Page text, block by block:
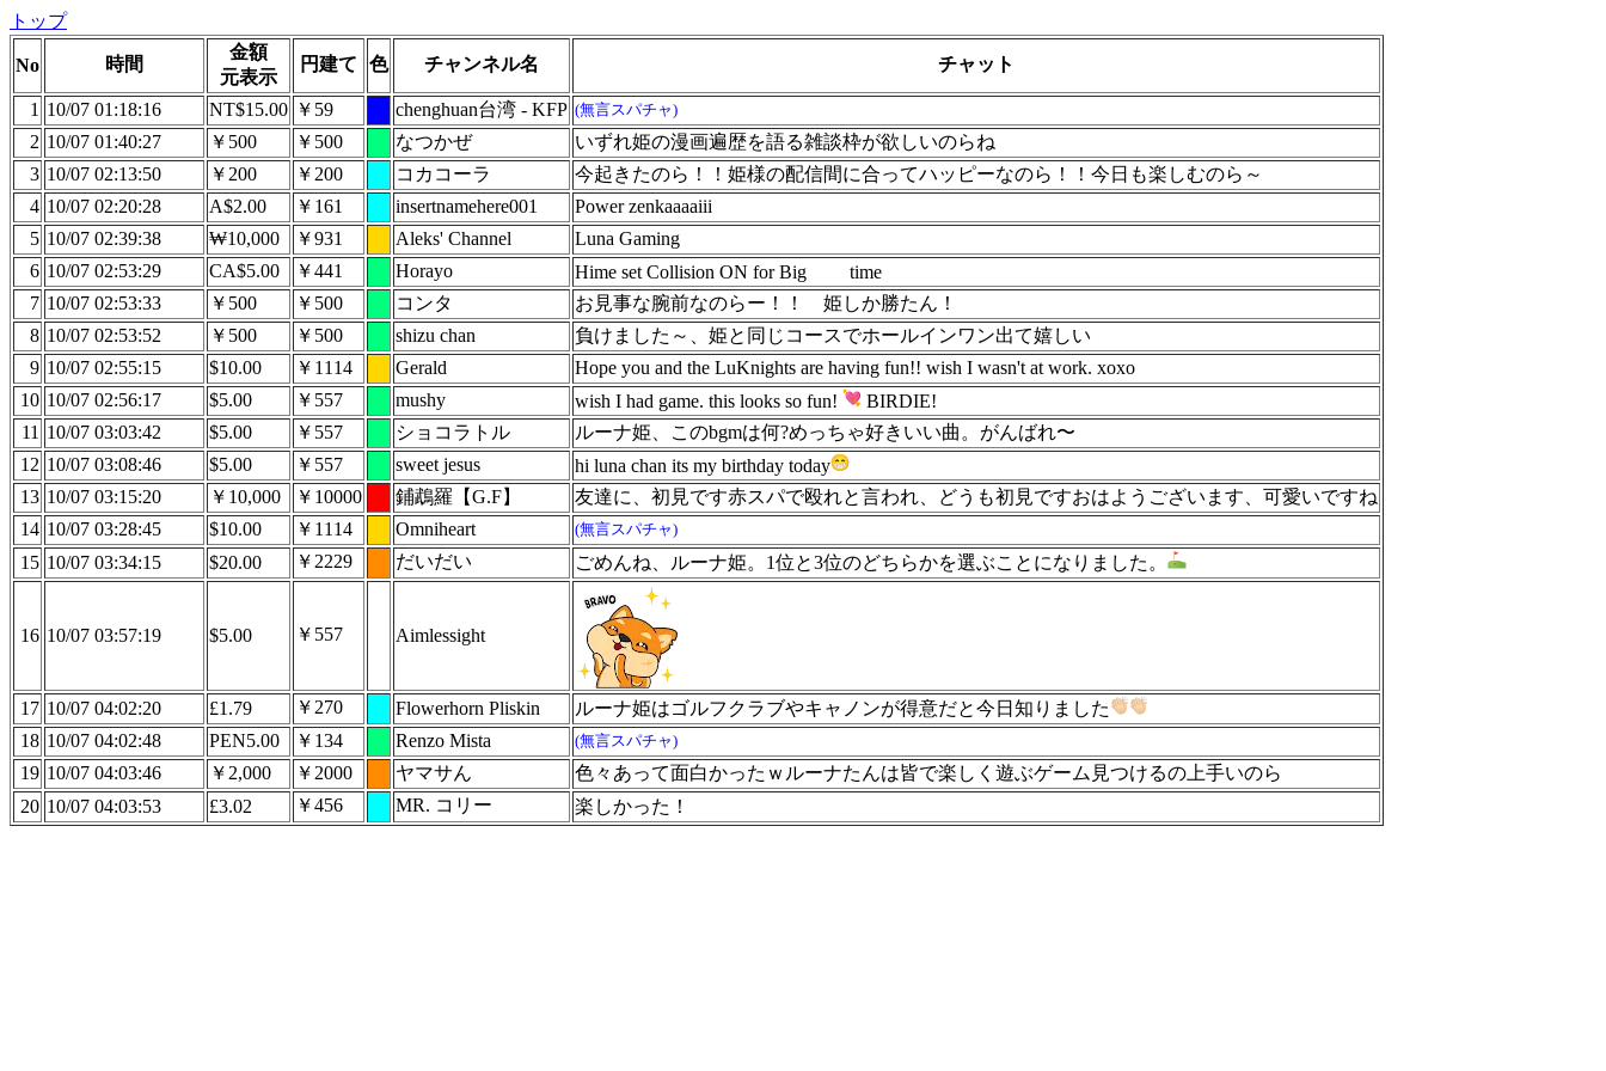
トップ
No 時間
金額
元表示
円建て 色 チャンネル名 チャット
1 10/07 01:18:16 NT$15.00 ￥59 chenghuan台湾 - KFP (無言スパチャ)
2 10/07 01:40:27 ￥500 ￥500 なつかぜ
いずれ姫の漫画遍歴を語る雑談枠が欲しいのらね
3 10/07 02:13:50 ￥200 ￥200 コカコーラ
今起きたのら！！姫様の配信間に合ってハッピーなのら！！今日も楽しむのら～
4 10/07 02:20:28 A$2.00 ￥161 insertnamehere001
Power zenkaaaaiii
5 10/07 02:39:38 ₩10,000 ￥931 Aleks' Channel
Luna Gaming
6 10/07 02:53:29 CA$5.00 ￥441 Horayo Hime set Collision ON for Big
time
7 10/07 02:53:33 ￥500 ￥500 コンタ
お見事な腕前なのらー！！ 姫しか勝たん！
8 10/07 02:53:52 ￥500 ￥500 shizu chan
負けました～、姫と同じコースでホールインワン出て嬉しい
9 10/07 02:55:15 $10.00 ￥1114 Gerald
Hope you and the LuKnights are having fun!! wish I wasn't at work. xoxo
10 10/07 02:56:17 $5.00 ￥557 mushy wish I had game. this looks so fun!
BIRDIE!
11 10/07 03:03:42 $5.00 ￥557 ショコラトル
ルーナ姫、このbgmは何?めっちゃ好きいい曲。がんばれ〜
12 10/07 03:08:46 $5.00 ￥557 sweet jesus
hi luna chan its my birthday today
13 10/07 03:15:20 ￥10,000 ￥10000 鋪鵡羅【G.F】
友達に、初見です赤スパで殴れと言われ、どうも初見ですおはようございます、可愛いですね
14 10/07 03:28:45 $10.00 ￥1114 Omniheart (無言スパチャ)
15 10/07 03:34:15 $20.00 ￥2229 だいだい ごめんね、ルーナ姫。1位と3位のどちらかを選ぶことになりました。
16 10/07 03:57:19 $5.00 ￥557 Aimlessight
17 10/07 04:02:20 £1.79 ￥270 Flowerhorn Pliskin
ルーナ姫はゴルフクラブやキャノンが得意だと今日知りました
18 10/07 04:02:48 PEN5.00 ￥134 Renzo Mista (無言スパチャ)
19 10/07 04:03:46 ￥2,000 ￥2000 ヤマサん
色々あって面白かったｗルーナたんは皆で楽しく遊ぶゲーム見つけるの上手いのら
20 10/07 04:03:53 £3.02 ￥456 MR. コリー 楽しかった！